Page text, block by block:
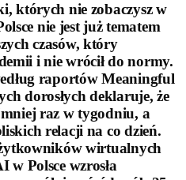
których nie zobaczysz w
nie jest już tematem
czasów, który
i nie wrócił do normy.
raportów Meaningful
dorosłych deklaruje, że
raz w tygodniu, a
relacji na co dzień.
wirtualnych
w Polsce wzrosła